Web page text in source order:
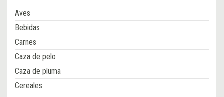
Aves
Bebidas
Carnes
Caza de pelo
Caza de pluma
Cereales